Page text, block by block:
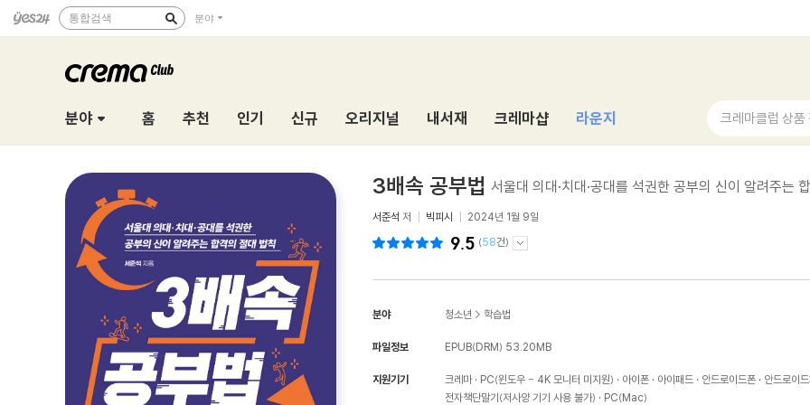
통합검색 분야
분야 홈 추천 인기 신규 오리지널 내서재 크레마샵 라운지 크레마클럽 상품
3배속 공부법 서울대 의대·치대·공대를 석권한 공부의 신이 알려주는
서준석 저 빅피시 2024년 1월 9일
9.5 (58건)
분야 청소년 > 학습법
파일정보 EPUB(DRM) 53.20MB
지원기기 크레마 PC(윈도우 - 4K 모니터 미지원) 아이폰 아이패드 안드로이드폰
안드로이
전자책단말기(저사양 기기 사용 불가)
PC(Mac)